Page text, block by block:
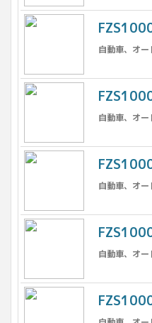
自動車、オ
自動車、オ
自動車、オ
自動車、オ